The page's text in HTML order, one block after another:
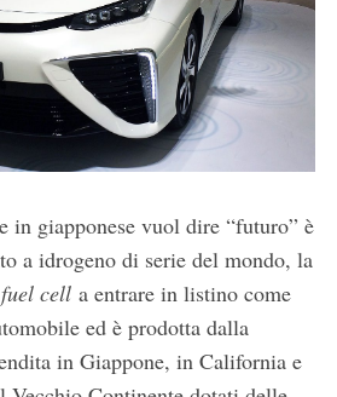
in giapponese vuol dire “futuro” è
a idrogeno di serie del mondo, la
fuel cell a entrare in listino come
ed è prodotta dalla
in Giappone, in California e